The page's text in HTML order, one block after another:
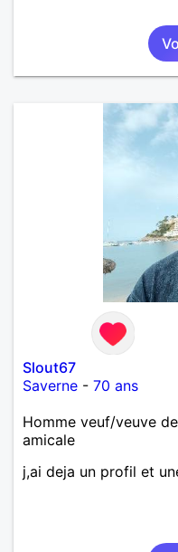
Slout67
Saverne - 70 ans
Homme veuf/veuve
amicale
j,ai deja un profil et